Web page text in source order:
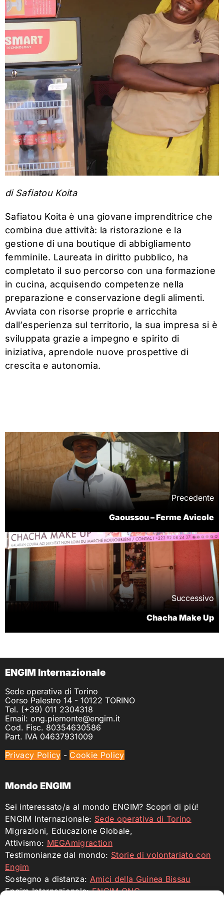
di Safiatou Koita
Safiatou Koita è una giovane imprenditrice che
combina due attività: la ristorazione e la
gestione di una boutique di abbigliamento
femminile. Laureata in diritto pubblico, ha
completato il suo percorso con una formazione
in cucina, acquisendo competenze nella
preparazione e conservazione degli alimenti.
Avviata con risorse proprie e arricchita
dall’esperienza sul territorio, la sua impresa si è
sviluppata grazie a impegno e spirito di
iniziativa, aprendole nuove prospettive di
crescita e autonomia.
Precedente
Gaoussou – Ferme Avicole
Successivo
Chacha Make Up
ENGIM Internazionale
Sede operativa di Torino
Corso Palestro 14 - 10122 TORINO
Tel. (+39) 011 2304318
Email: ong.piemonte@engim.it
Cod. Fisc. 80354630586
Part. IVA 04637931009
Privacy Policy - Cookie Policy
Mondo ENGIM
Sei interessato/a al mondo ENGIM? Scopri di più!
ENGIM Internazionale: Sede operativa di Torino
Migrazioni, Educazione Globale,
Attivismo: MEGAmigraction
Testimonianze dal mondo: Storie di volontariato con
Engim
Sostegno a distanza: Amici della Guinea Bissau
Engim Internazionale:ENGIM ONG